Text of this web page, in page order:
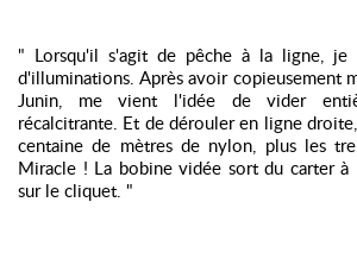
" Lorsqu'il s'agit de pêche à la ligne, je
d'illuminations. Après avoir copieusement
Junin, me vient l'idée de vider
récalcitrante. Et de dérouler en ligne
centaine de mètres de nylon, plus les
Miracle ! La bobine vidée sort du carter à
sur le cliquet. "